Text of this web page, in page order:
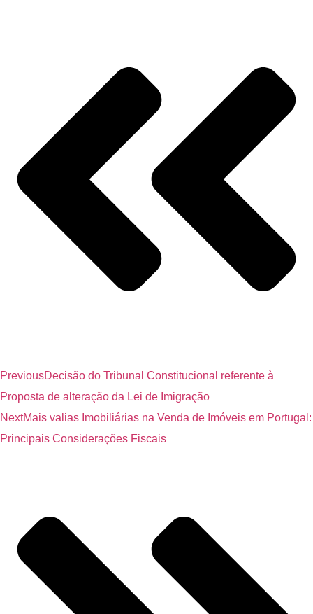
PreviousDecisão do Tribunal Constitucional referente à
Proposta de alteração da Lei de Imigração
NextMais valias Imobiliárias na Venda de Imóveis em Portugal:
Principais Considerações Fiscais